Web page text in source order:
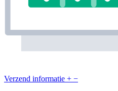
Verzend informatie + −